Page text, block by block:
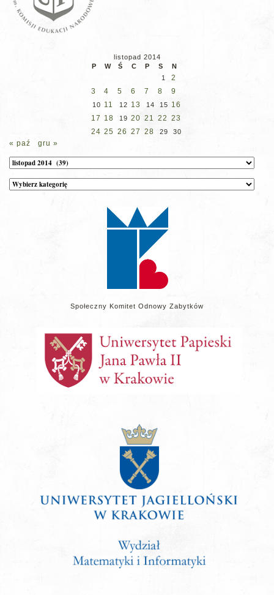
listopad 2014
P
W Ś C P S
N
1
2
3
4 5 6 7 8 9
10 11 12 13 14 15 16
17 18 19 20 21 22 23
24 25 26 27 28 29 30
« paź gru »
Archiwum
Kategorie
wpisów
Społeczny Komitet Odnowy Zabytków